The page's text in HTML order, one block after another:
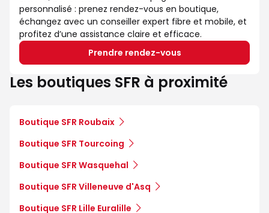
personnalisé : prenez rendez-vous en boutique,
échangez avec un conseiller expert fibre et mobile, et
profitez d’une assistance claire et efficace.
Prendre rendez-vous
Les boutiques SFR à proximité
Boutique SFR Roubaix
Boutique SFR Tourcoing
Boutique SFR Wasquehal
Boutique SFR Villeneuve d'Asq
Boutique SFR Lille Euralille